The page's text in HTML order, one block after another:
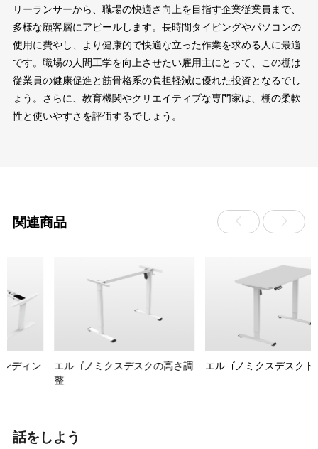
リーランサーから、職場の快適さ向上を目指す企業従業員まで、
多様な顧客層にアピールします。長時間タイピングやパソコンの
使用に費やし、より健康的で快適な立った作業を求める人に最適
です。職場の人間工学を向上させたい雇用主にとって、この棚は
従業員の健康促進と筋骨格系の負担軽減に優れた投資となるでし
ょう。さらに、教育機関やクリエイティブな専門家は、棚の柔軟
性と使いやすさを評価するでしょう。
関連商品
エルゴノミクスデスクの高さ調
エルゴノミクスデスクトップ
話をしよう